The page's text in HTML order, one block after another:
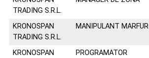
TRADING S.R.L.
KRONOSPAN
TRADING S.R.L.
MANIPULANT MARFURI
KRONOSPAN
PROGRAMATOR